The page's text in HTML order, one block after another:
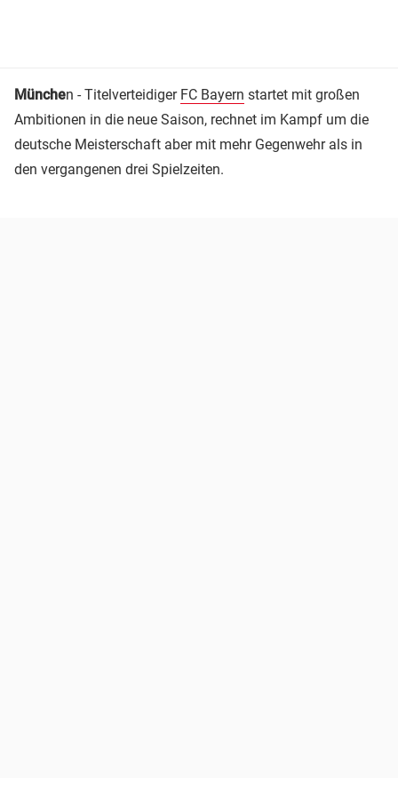
München - Titelverteidiger FC Bayern startet mit großen
Ambitionen in die neue Saison, rechnet im Kampf um die
deutsche Meisterschaft aber mit mehr Gegenwehr als in
den vergangenen drei Spielzeiten.